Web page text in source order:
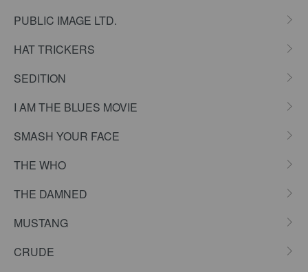
PUBLIC IMAGE LTD.
HAT TRICKERS
SEDITION
I AM THE BLUES MOVIE
SMASH YOUR FACE
THE WHO
THE DAMNED
MUSTANG
CRUDE